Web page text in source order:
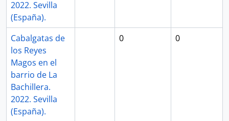
2022. Sevilla
(España).
Cabalgatas de
los Reyes
Magos en el
barrio de La
Bachillera.
2022. Sevilla
(España).
0 0